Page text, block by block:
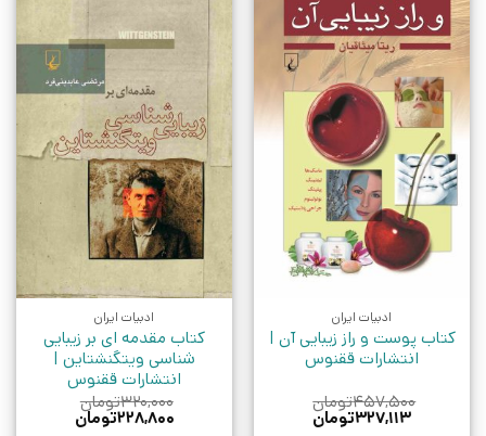
ادبیات ایران
کتاب پوست و راز زیبایی آن |
انتشارات ققنوس
۴۵۷,۵۰۰تومان
قیمت
۳۲۷,۱۱۳تومان
ادبیات ایران
کتاب مقدمه ای بر زیبایی
شناسی ویتگنشتاین |
انتشارات ققنوس
۳۲۰,۰۰۰تومان
قیمت
۲۲۸,۸۰۰تومان